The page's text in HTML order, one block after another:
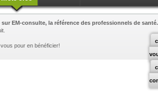
sur EM-consulte, la référence des professionnels de santé.
pour en bénéficier!